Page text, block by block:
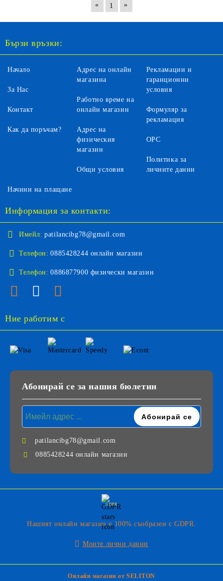
«
1 »
Бързи връзки:
Начало
За Нас
Контакт
Как да поръчам?
Адрес на онлайн
магазина
Работно време на
онлайн магазин
Адрес на
физическия
магазин
Общи условия
Рекламации и
гаранционни
условия
Формуляр за
рекламация
ОРС
Политика за
личните данни
Начини на плащане
Информация за контакти:
Имейл: patilancibg78@gmail.com
Телефон: 0885428244 онлайн магазин
Телефон: 0886877900 физически магазин
Ние работим с
Абонирай се за нашия бюлетин
patilancibg78@gmail.com
0885428244 онлайн магазин
GDPR
Нашият онлайн магазин е 100% съобразен с GDPR.
Моите лични данни
Онлайн магазин от SELITON